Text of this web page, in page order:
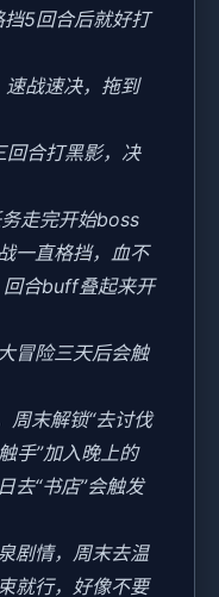
5回合后就好打
战速决，拖到
合打黑影，决
走完开始boss
一直格挡，血不
回合buff叠起来开
冒险三天后会触
周末解锁“去讨伐
手”加入晚上的
去“书店”会触发
剧情，周末去温
就行，好像不要